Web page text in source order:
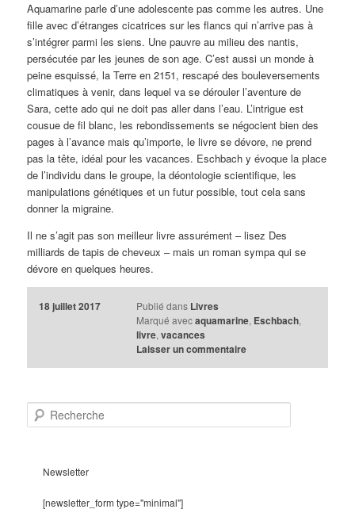
Aquamarine parle d’une adolescente pas comme les autres. Une
fille avec d’étranges cicatrices sur les flancs qui n’arrive pas à
s’intégrer parmi les siens. Une pauvre au milieu des nantis,
persécutée par les jeunes de son age. C’est aussi un monde à
peine esquissé, la Terre en 2151, rescapé des bouleversements
climatiques à venir, dans lequel va se dérouler l’aventure de
Sara, cette ado qui ne doit pas aller dans l’eau. L’intrigue est
cousue de fil blanc, les rebondissements se négocient bien des
pages à l’avance mais qu’importe, le livre se dévore, ne prend
pas la tête, idéal pour les vacances. Eschbach y évoque la place
de l’individu dans le groupe, la déontologie scientifique, les
manipulations génétiques et un futur possible, tout cela sans
donner la migraine.
Il ne s’agit pas son meilleur livre assurément – lisez Des
milliards de tapis de cheveux – mais un roman sympa qui se
dévore en quelques heures.
18 juillet 2017 Publié dans Livres
Marqué avec aquamarine, Eschbach,
livre, vacances
Laisser un commentaire
e
Newsletter
[newsletter_form type="minimal"]